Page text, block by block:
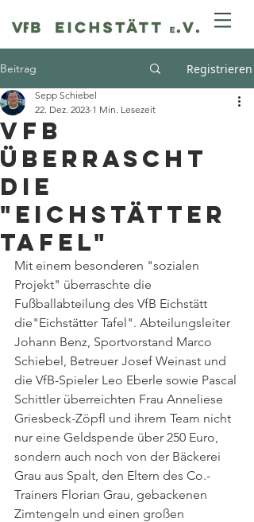
Beitrag Registrieren
VfB
überrascht
die
"Eichstätter
Tafel"
Sepp Schiebel
22. Dez. 2023 1 Min. Lesezeit
Mit einem besonderen "sozialen
Projekt" überraschte die
Fußballabteilung des VfB Eichstätt
die"Eichstätter Tafel". Abteilungsleiter
Johann Benz, Sportvorstand Marco
Schiebel, Betreuer Josef Weinast und
die VfB-Spieler Leo Eberle sowie Pascal
Schittler überreichten Frau Anneliese
Griesbeck-Zöpfl und ihrem Team nicht
nur eine Geldspende über 250 Euro,
sondern auch noch von der Bäckerei
Grau aus Spalt, den Eltern des Co.-
Trainers Florian Grau, gebackenen
Zimtengeln und einen großen